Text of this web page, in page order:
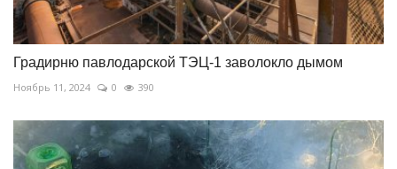
Градирню павлодарской ТЭЦ-1 заволокло дымом
Ноябрь 11, 2024 0 390